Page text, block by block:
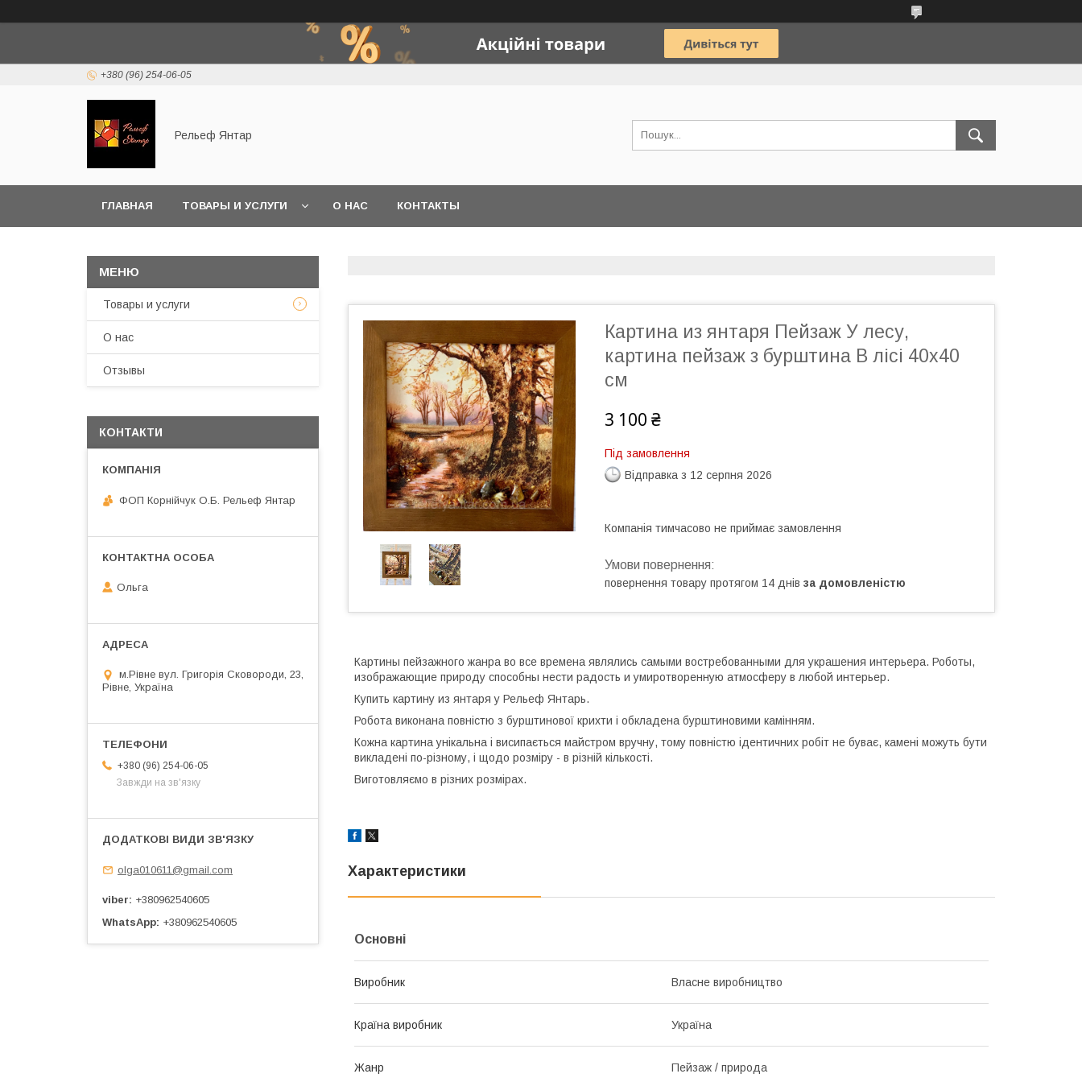
+380 (96) 254-06-05
Рельеф Янтар
ГЛАВНАЯ ТОВАРЫ И УСЛУГИ О НАС КОНТАКТЫ
Картина из янтаря Пейзаж У лесу,
картина пейзаж з бурштина В лісі 40x40
см
3 100 ₴
Під замовлення
Відправка з 12 серпня 2026
Компанія тимчасово не приймає замовлення
повернення товару протягом 14 днів за домовленістю
Картины пейзажного жанра во все времена являлись самыми востребованными для украшения интерьера. Роботы,
изображающие природу способны нести радость и умиротворенную атмосферу в любой интерьер.
Купить картину из янтаря у Рельеф Янтарь.
Робота виконана повністю з бурштинової крихти і обкладена бурштиновими камінням.
Кожна картина унікальна і висипається майстром вручну, тому повністю ідентичних робіт не буває, камені можуть бути
викладені по-різному, і щодо розміру - в різній кількості.
Виготовляємо в різних розмірах.
Характеристики
Основні
Виробник Власне виробництво
Країна виробник Україна
Жанр Пейзаж / природа
Товары и услуги
О нас
Отзывы
КОНТАКТИ
ФОП Корнійчук О.Б. Рельеф Янтар
Ольга
м.Рівне вул. Григорія Сковороди, 23,
Рівне, Україна
+380 (96) 254-06-05
Завжди на зв'язку
olga010611@gmail.com
viber
+380962540605
WhatsApp +380962540605